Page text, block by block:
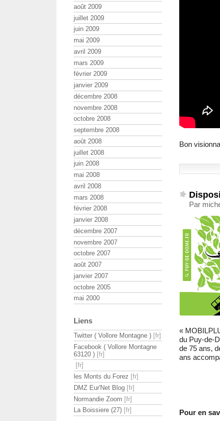
Bon
Par
«
du Puy-de-
de 75 ans,
ans
Pour en
août 2009
juillet 2009
juin 2009
mai 2009
avril 2009
mars 2009
février 2009
janvier 2009
décembre 2008
novembre 2008
octobre 2008
septembre 2008
août 2008
juillet 2008
juin 2008
mai 2008
avril 2008
mars 2008
février 2008
janvier 2008
décembre 2007
novembre 2007
octobre 2007
août 2007
janvier 2007
octobre 2005
mai 2000
Liens
Twitter ( Vollore Montagne )
Facebook ( Vollore Montagne
63120 )
les Monts du Forez
DMZ Eur'Net Blog
Normandie Zoom
La Boissiere (27)